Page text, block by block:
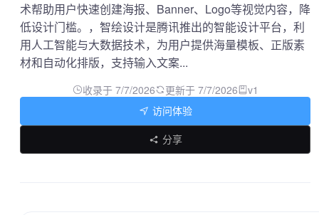
术帮助用户快速创建海报、Banner、Logo等视觉内容，降
低设计门槛。，智绘设计是腾讯推出的智能设计平台，利
用人工智能与大数据技术，为用户提供海量模板、正版素
材和自动化排版，支持输入文案...
收录于 7/7/2026 更新于 7/7/2026 v1
访问体验
分享